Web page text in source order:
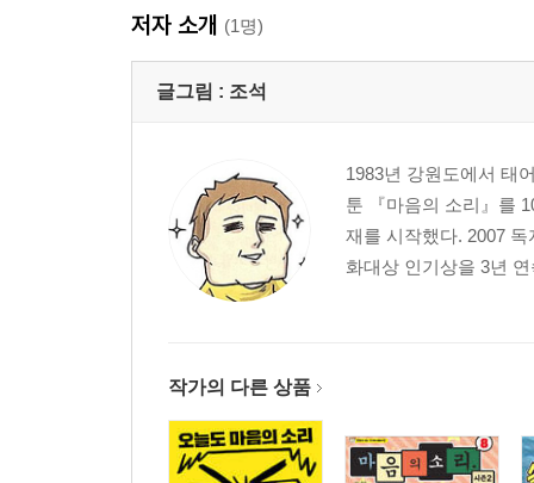
023. 난 괜찮다
Chapter. 4 _ 느낌표
026. 소원을 말했다
027. 장사 하자
028. 마법 조석
029. 건망져
저자 소개 (1명)
글그림 : 조석
1983년 강원도에서 태
툰 『마음의 소리』를
재를 시작했다. 2007
화대상 인기상을 3년 연
작가의 다른 상품